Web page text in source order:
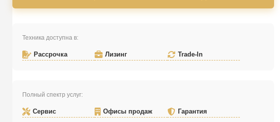
Техника доступна в:
Рассрочка Лизинг Trade-In
Полный спектр услуг:
Сервис Офисы продаж Гарантия